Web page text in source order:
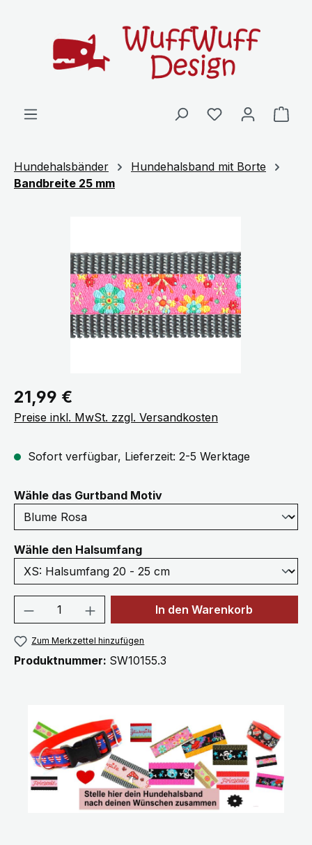
Hundehalsbänder
Hundehalsband mit Borte
Bandbreite 25 mm
Regulärer Preis:
21,99 €
Preise inkl. MwSt. zzgl. Versandkosten
Sofort verfügbar, Lieferzeit: 2-5 Werktage
Wähle das Gurtband Motivauswählen
Wähle den Halsumfangauswählen
Produkt Anzahl: Gib denIn den Warenkorb
Zum Merkzettel hinzufügen
Produktnummer: SW10155.3